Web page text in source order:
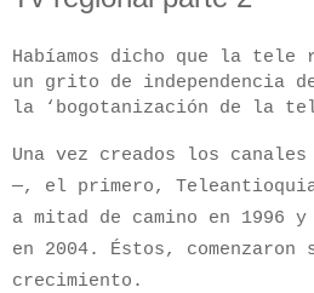
Habíamos dicho que la tele
un grito de independencia
la ‘bogotanización de la
Una vez creados los
—, el primero,
a mitad de camino en 1996
en 2004. Éstos, comenzaron
crecimiento.